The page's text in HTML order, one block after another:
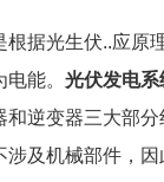
根据光生伏..应原
能。 光伏发电系
和逆变器三大部
涉及机械部件，因